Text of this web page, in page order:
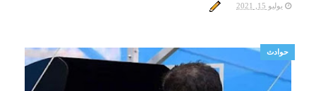
يوليو 15, 2021
حوادث